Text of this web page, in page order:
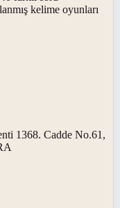
kelime oyunları
1368. Cadde No.61,